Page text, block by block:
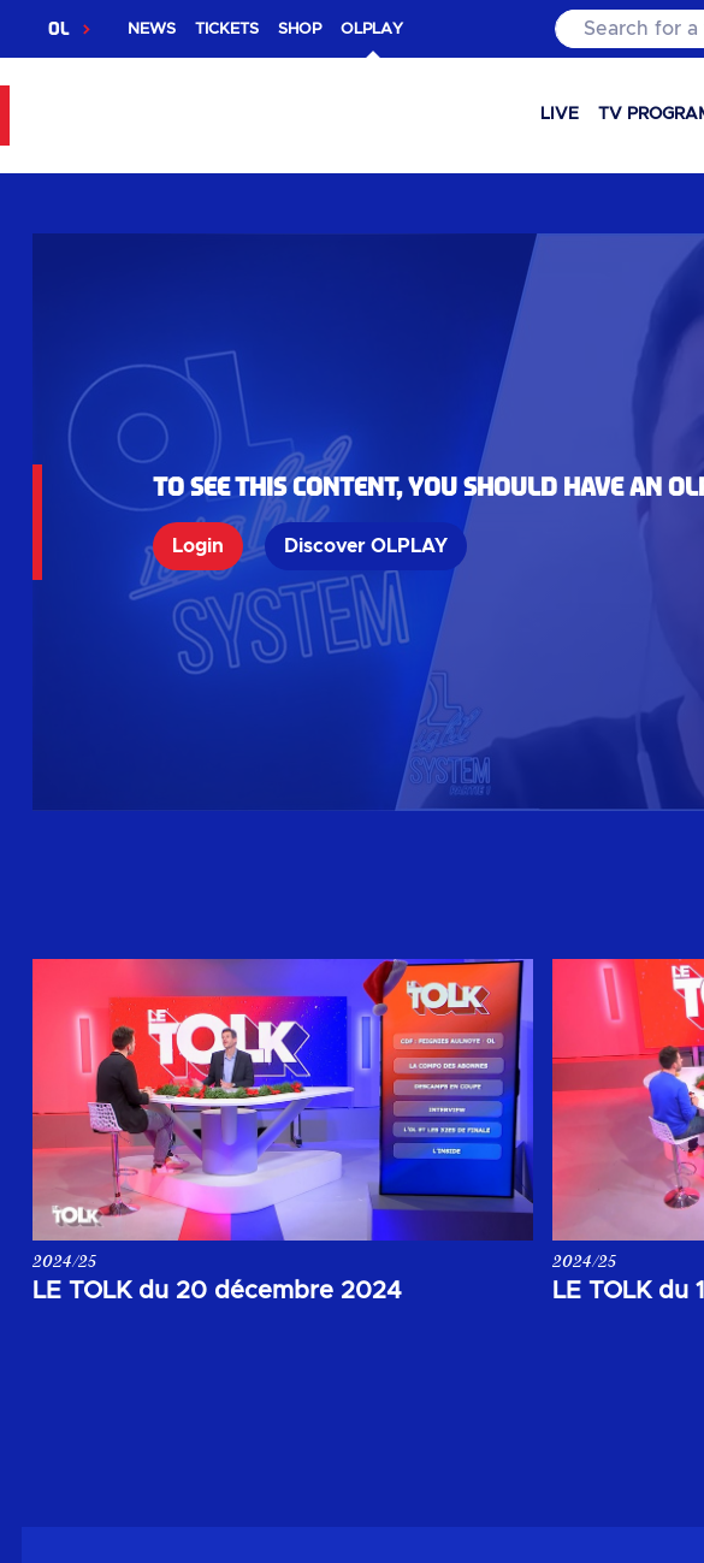
OL NEWS TICKETS SHOP OLPLAY Search for a
LIVE TV
To see this content, you should have an
Login Discover OLPLAY
LE TOLK du 20 décembre 2024
2024/25
Votre rendez-vous de la soirée du 20 décembre 2024.
LE TOLK du
2024/25
Votre rendez-vous